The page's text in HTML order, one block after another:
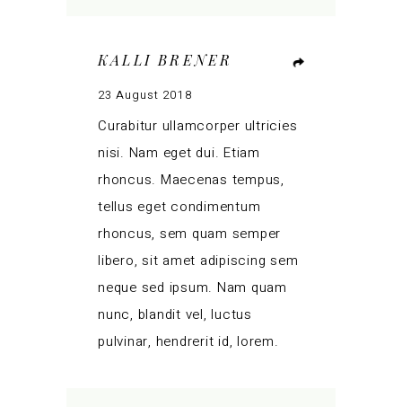
KALLI BRENER
23 August 2018
Curabitur ullamcorper ultricies
nisi. Nam eget dui. Etiam
rhoncus. Maecenas tempus,
tellus eget condimentum
rhoncus, sem quam semper
libero, sit amet adipiscing sem
neque sed ipsum. Nam quam
nunc, blandit vel, luctus
pulvinar, hendrerit id, lorem.